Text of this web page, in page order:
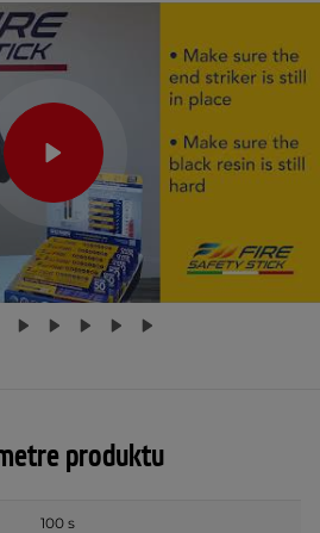
produktu
100 s